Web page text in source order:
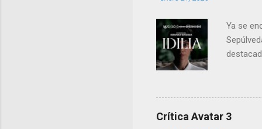
Ya se
Crítica Avatar 3